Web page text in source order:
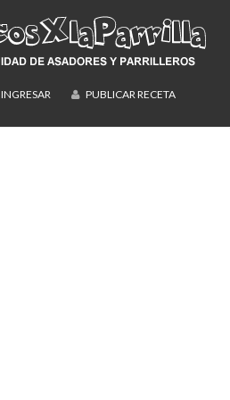
INGRESAR PUBLICAR RECETA